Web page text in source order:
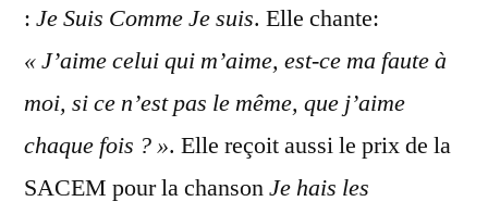
: Je Suis Comme Je suis. Elle chante:
« J’aime celui qui m’aime, est-ce ma faute à
moi, si ce n’est pas le même, que j’aime
chaque fois ? ». Elle reçoit aussi le prix de la
SACEM pour la chansonJe hais les